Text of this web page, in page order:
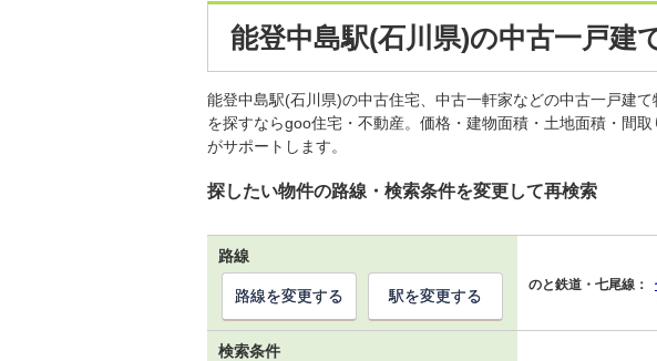
能登中島駅(石川県)の中古一戸建
能登中島駅(石川県)の中古住宅、中古一軒家などの中古一戸建
を探すならgoo住宅・不動産。価格・建物面積・土地面積・間
がサポートします。
探したい物件の路線・検索条件を変更して再検索
路線
のと鉄道・七尾線：
路線を変更する 駅を変更する
検索条件